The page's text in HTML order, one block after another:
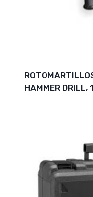
HAMMER DRILL,